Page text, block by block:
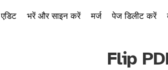
एडिट भरें और साइन करें मर्ज पेज डिलीट करें
Flip